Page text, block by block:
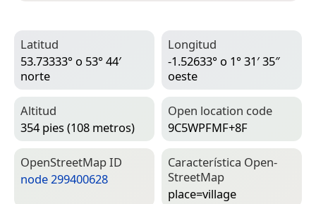
Latitud
53.73333° o 53° 44′
norte
Longitud
-1.52633° o 1° 31′ 35″
oeste
Altitud
354 pies (108 metros)
Open location code
9C5WPFMF+8F
Open­Street­Map ID
node 299400628
Característica Open­
Street­Map
place=­village